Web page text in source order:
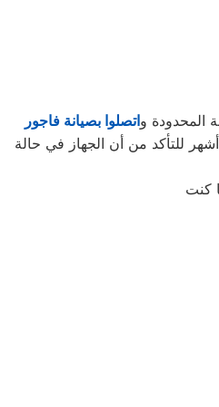
المحدودة واتصلوا بصيانة فاجور
لتأخذوا حقكُم في عروض صيانة الأجهزة المنزلية قبل افتراقهُ منَّا! ستحتاجون إلى كل ما تطلبونه من صيانة وتجديد الجهاز، وإصلاح جميع الأعطال. كما يلزم متابعة كل 3 أشهر للتأكد من أن الجهاز في حالة
كنت